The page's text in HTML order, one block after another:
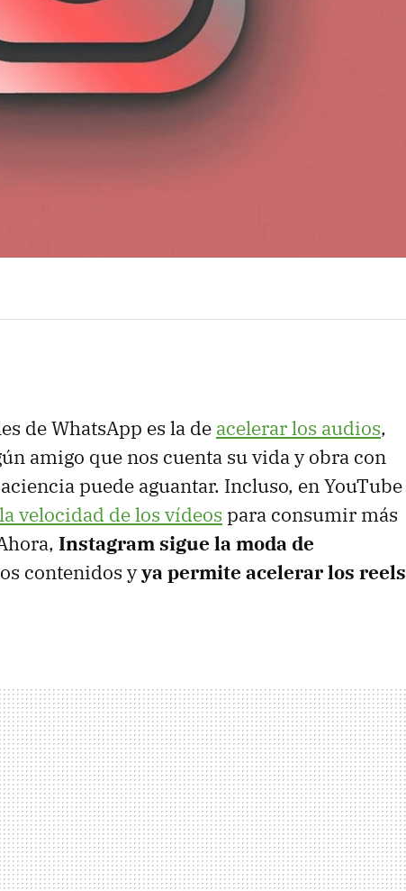
de WhatsApp es la de acelerar los audios,
amigo que nos cuenta su vida y obra con
puede aguantar. Incluso, en YouTube
velocidad de los vídeos para consumir más
Instagram sigue la moda de
contenidos yya permite acelerar los reels